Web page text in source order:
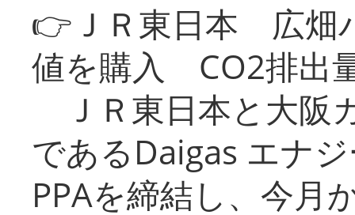
👉ＪＲ東日本 広畑
値を購入 CO2排出
ＪＲ東日本と大阪
であるDaigas エナ
PPAを締結し、今月